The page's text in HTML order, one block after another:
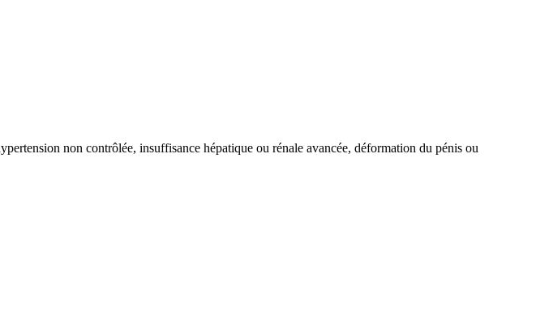
non contrôlée, insuffisance hépatique ou rénale avancée, déformation du pénis ou